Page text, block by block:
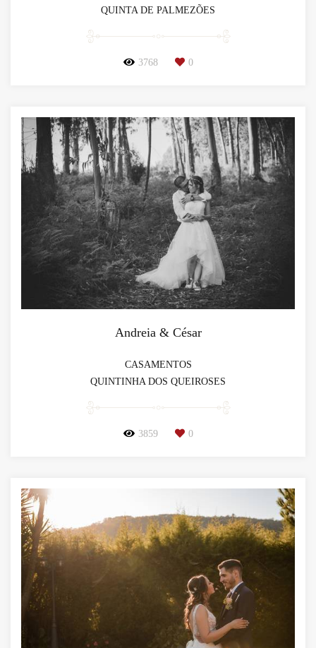
QUINTA DE PALMEZÕES
3768 0
Andreia & César
CASAMENTOS
QUINTINHA DOS QUEIROSES
3859 0